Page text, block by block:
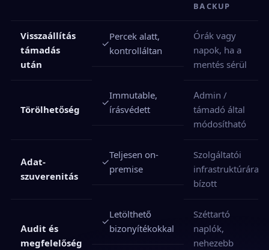
BACKUP
Visszaállítás
támadás
után
✓
Percek alatt,
kontrolláltan
Órák vagy
napok, ha a
mentés sérül
Törölhetőség
✓
Immutable,
írásvédett
Admin /
támadó által
módosítható
Adat-
szuverenitás
✓
Teljesen on-
premise
Szolgáltatói
infrastruktúrára
bízott
Audit és
megfelelőség
✓
Letölthető
bizonyítékokkal
Széttartó
naplók,
nehezebb